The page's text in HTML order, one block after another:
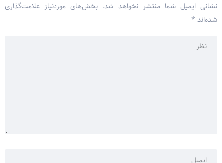
نشانی ایمیل شما منتشر نخواهد شد. بخش‌های موردنیاز علامت‌گذاری
شده‌اند *